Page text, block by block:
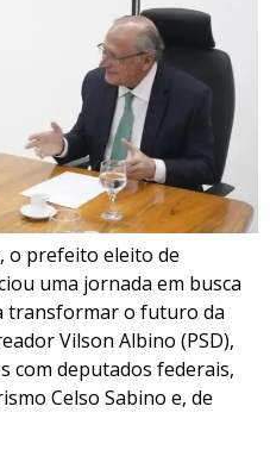
o prefeito eleito de
uma jornada em busca
transformar o futuro da
Vilson Albino (PSD),
com deputados federais,
Celso Sabino e, de